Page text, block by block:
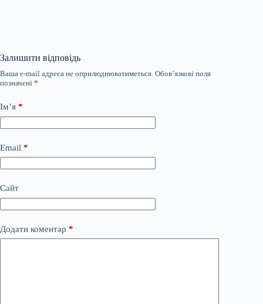
Залишити відповідь
Ваша e-mail адреса не оприлюднюватиметься. Обов’язкові поля
позначені *
Ім’я *
Email *
Сайт
Додати коментар *